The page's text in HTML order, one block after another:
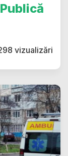
vizualizări